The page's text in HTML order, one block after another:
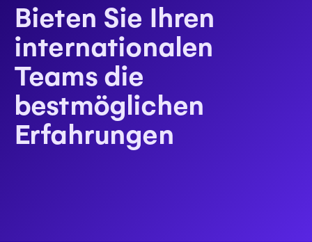
Bieten Sie Ihren
internationalen
Teams die
bestmöglichen
Erfahrungen